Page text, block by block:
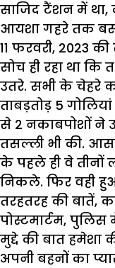
साजिद टैंशन में था,
आयशा गहरे तक बस
11 फरवरी, 2023
सोच ही रहा था
उतरे. सभी के चेहरे
ताबड़तोड़ 5
से 2 नकाबपोशों ने
तसल्ली भी की.
के पहले ही वे तीनों
निकले. फिर वही
तरहतरह की बातें,
पोस्टमार्टम, पुलिस
मुद्दे की बात हमेशा
अपनी बहनों का